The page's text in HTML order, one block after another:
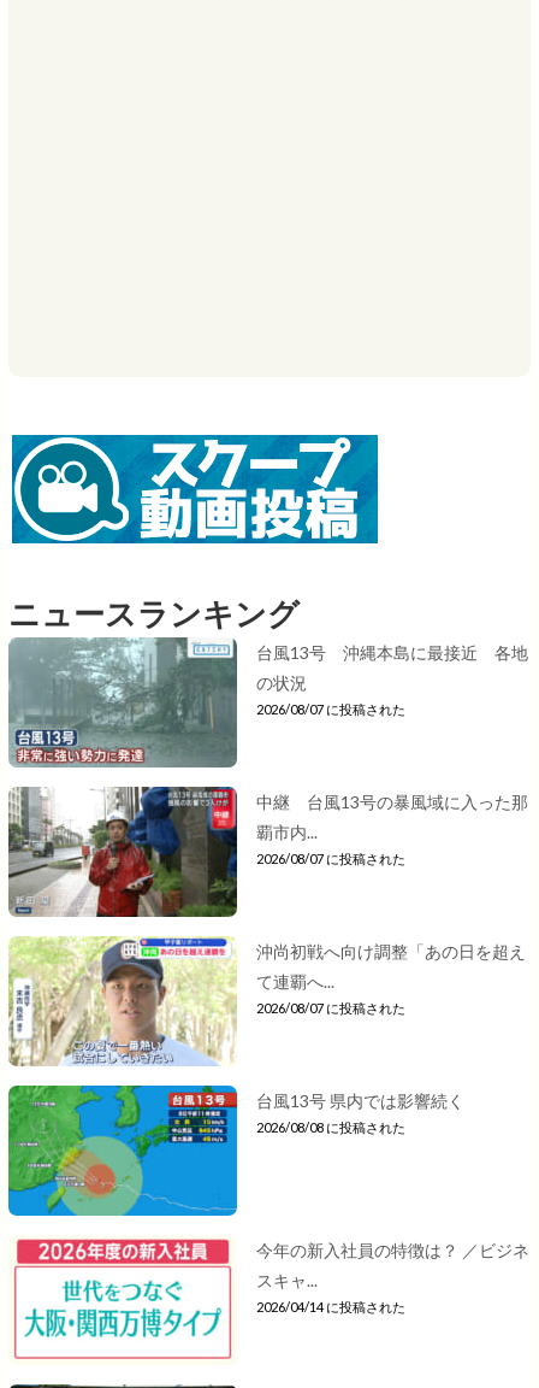
ニュースランキング
台風13号 沖縄本島に最接近 各地
の状況
2026/08/07 に投稿された
中継 台風13号の暴風域に入った那
覇市内...
2026/08/07 に投稿された
沖尚初戦へ向け調整「あの日を超え
て連覇へ...
2026/08/07 に投稿された
台風13号 県内では影響続く
2026/08/08 に投稿された
今年の新入社員の特徴は？ ／ビジネ
スキャ...
2026/04/14 に投稿された